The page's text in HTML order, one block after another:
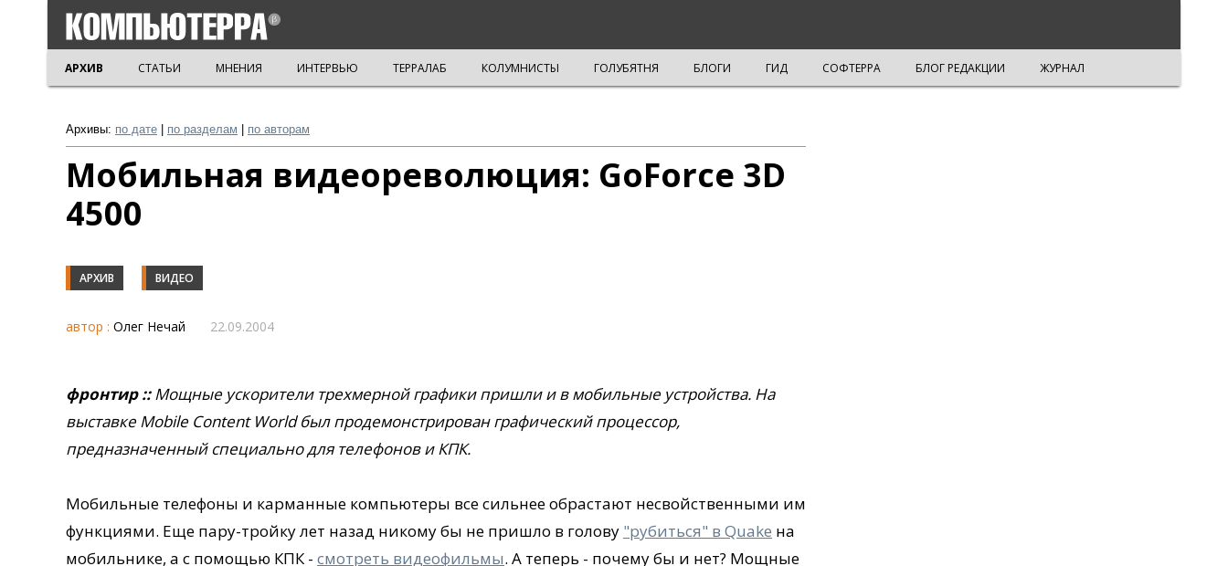
АРХИВ СТАТЬИ МНЕНИЯ ИНТЕРВЬЮ ТЕРРАЛАБ КОЛУМНИСТЫ ГОЛУБЯТНЯ БЛОГИ ГИД СОФТЕРРА БЛОГ РЕДАКЦИИ ЖУРНАЛ
Архивы: по дате по разделам по авторам
Мобильная видеореволюция: GoForce 3D
4500
АРХИВ ВИДЕО
автор : Олег Нечай 22.09.2004
фронтир ::Мощные ускорители трехмерной графики пришли и в мобильные устройства. На
выставке Mobile Content World был продемонстрирован графический процессор,
предназначенный специально для телефонов и КПК.
Мобильные телефоны и карманные компьютеры все сильнее обрастают несвойственными им
функциями. Еще пару-тройку лет назад никому бы не пришло в голову "рубиться" в Quake на
мобильнике, а с помощью КПК - смотреть видеофильмы. А теперь - почему бы и нет? Мощные